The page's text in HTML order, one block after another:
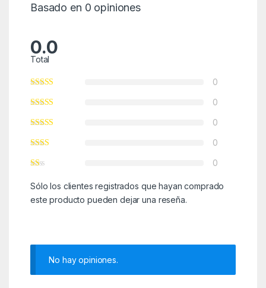
Basado en 0 opiniones
0.0
Total
0
0
0
0
0
Sólo los clientes registrados que hayan comprado
este producto pueden dejar una reseña.
No hay opiniones.